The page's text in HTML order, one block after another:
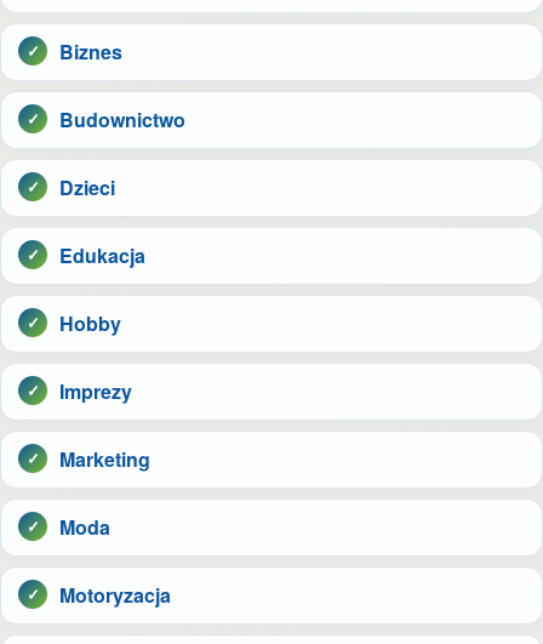
Biznes
Budownictwo
Dzieci
Edukacja
Hobby
Imprezy
Marketing
Moda
Motoryzacja